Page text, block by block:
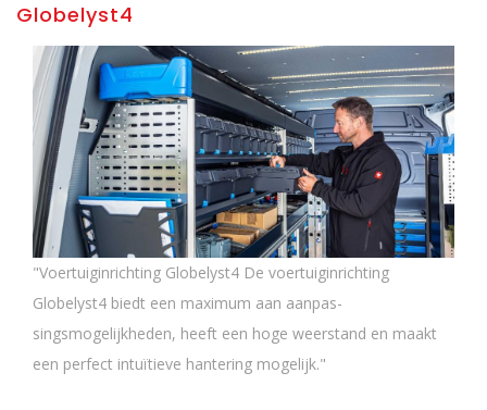
Globelyst4
"Voertuiginrichting Globelyst4 De voertuiginrichting
Globelyst4 biedt een maximum aan aanpas­
singsmogelijkheden, heeft een hoge weerstand en maakt
een perfect intuïtieve hantering mogelijk."